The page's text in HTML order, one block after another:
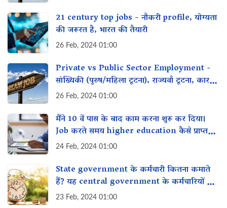
21 century top jobs - नौकरी profile, योग्यता
की जरूरत है, भारत की तैयारी
26 Feb, 2024 01:00
Private vs Public Sector Employment -
सांख्यिकी (पुरुष/महिला टूटना), राज्यवाँ टूटना, कारण,
समाधान
26 Feb, 2024 01:00
मैंने 10 वें पास के बाद काम करना शुरू कर दिया।
Job करते समय higher education कैसे प्राप्त
कर सकती है?
24 Feb, 2024 01:00
State government के कर्मचारी कितना कमाते
हैं? यह central government के कर्मचारियों से
कैसे तुलना करता है?
23 Feb, 2024 01:00